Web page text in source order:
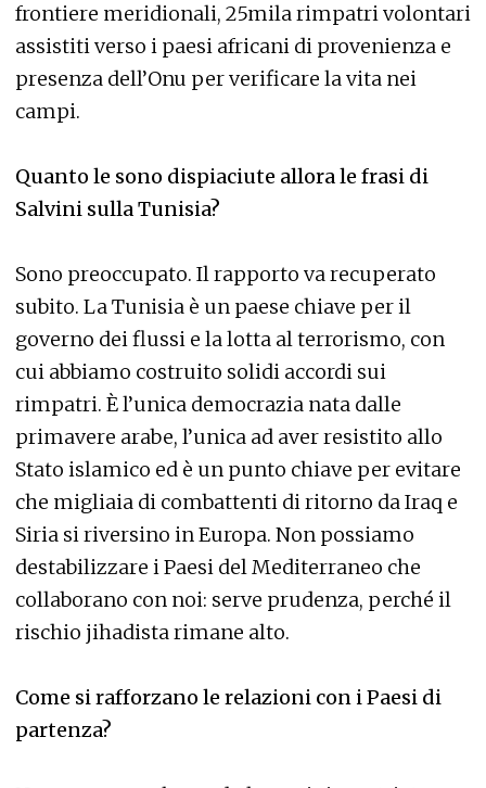
frontiere meridionali, 25mila rimpatri volontari
assistiti verso i paesi africani di provenienza e
presenza dell’Onu per verificare la vita nei
campi.
Quanto le sono dispiaciute allora le frasi di
Salvini sulla Tunisia?
Sono preoccupato. Il rapporto va recuperato
subito. La Tunisia è un paese chiave per il
governo dei flussi e la lotta al terrorismo, con
cui abbiamo costruito solidi accordi sui
rimpatri. È l’unica democrazia nata dalle
primavere arabe, l’unica ad aver resistito allo
Stato islamico ed è un punto chiave per evitare
che migliaia di combattenti di ritorno da Iraq e
Siria si riversino in Europa. Non possiamo
destabilizzare i Paesi del Mediterraneo che
collaborano con noi: serve prudenza, perché il
rischio jihadista rimane alto.
Come si rafforzano le relazioni con i Paesi di
partenza?